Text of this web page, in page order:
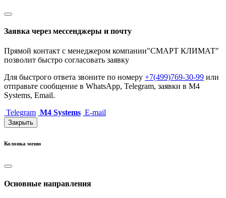
Заявка через мессенджеры и почту
Прямой контакт с менеджером компании"СМАРТ КЛИМАТ"
позволит быстро согласовать заявку
Для быстрого ответа звоните по номеру +7(499)769-30-99 или
отправьте сообщение в WhatsApp, Telegram, заявки в M4
Systems, Email.
Telegram M4 Systems E-mail
Закрыть
Колонка меню
Основные направления